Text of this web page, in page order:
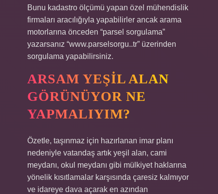
Bunu kadastro ölçümü yapan özel mühendislik
firmaları aracılığıyla yapabilirler ancak arama
motorlarına önceden “parsel sorgulama”
yazarsanız “www.parselsorgu..tr” üzerinden
sorgulama yapabilirsiniz.
ARSAM YEŞIL ALAN
GÖRÜNÜYOR NE
YAPMALIYIM?
Özetle, taşınmaz için hazırlanan imar planı
nedeniyle vatandaş artık yeşil alan, cami
meydanı, okul meydanı gibi mülkiyet haklarına
yönelik kısıtlamalar karşısında çaresiz kalmıyor
ve idareye dava açarak en azından